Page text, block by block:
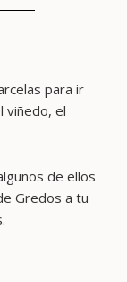
para ir
viñedo, el
de ellos
Gredos a tu